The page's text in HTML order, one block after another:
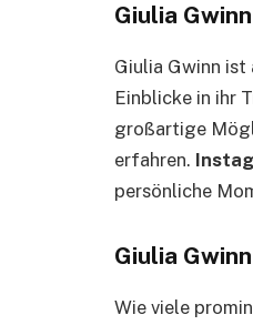
Giulia
Giulia Gwinn
Einblicke in ihr
großartige
erfahren.
persönliche
Giulia
Wie viele